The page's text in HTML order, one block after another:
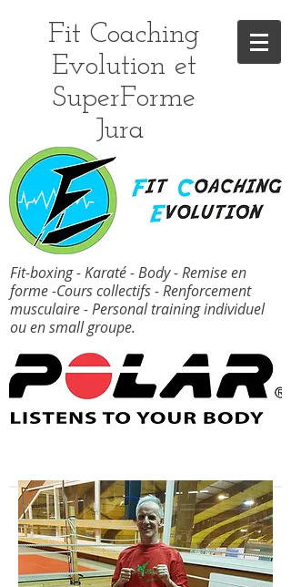
Fit Coaching
Evolution et
SuperForme
Jura
Fit-boxing - Karaté - Body - Remise en
forme -Cours collectifs - Renforcement
musculaire - Personal training individuel
ou en small groupe.